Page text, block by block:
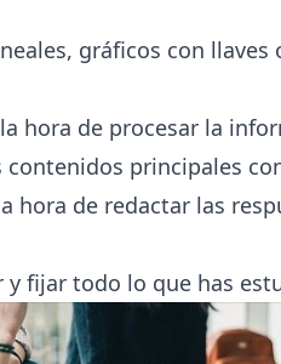
gráficos con
hora de procesar la
principales
hora de redactar las
y fijar todo lo que has